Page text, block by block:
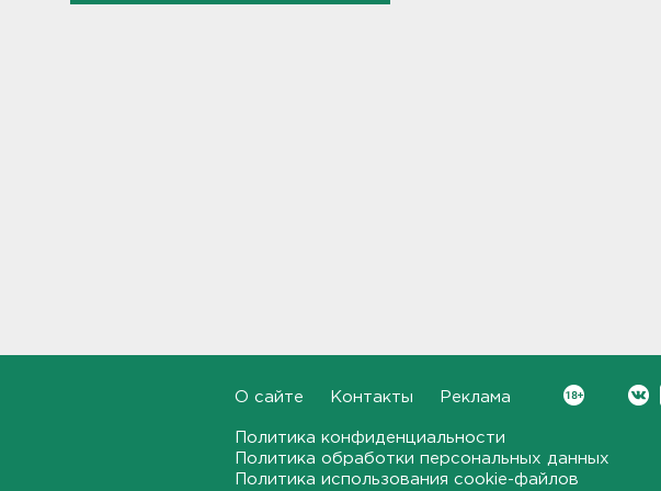
360 украинских
бананам – внизу. Как
правильно заполнять
О сайте Контакты Реклама
Политика конфиденциальности
Политика обработки персональных данных
Политика использования cookie-файлов